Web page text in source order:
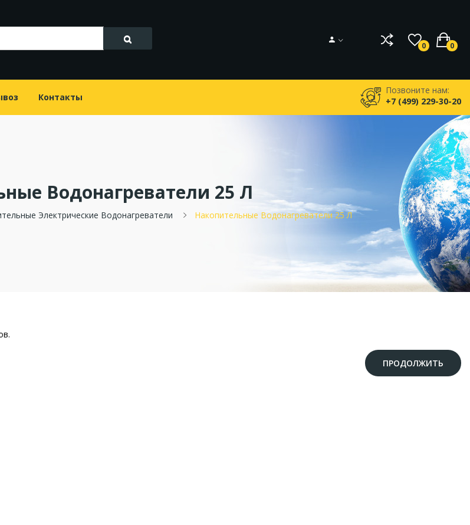
0 0
Контакты
Позвоните нам:
+7 (499) 229-30-20
Водонагреватели 25 Л
Электрические Водонагреватели Накопительные Водонагреватели 25 Л
ПРОДОЛЖИТЬ